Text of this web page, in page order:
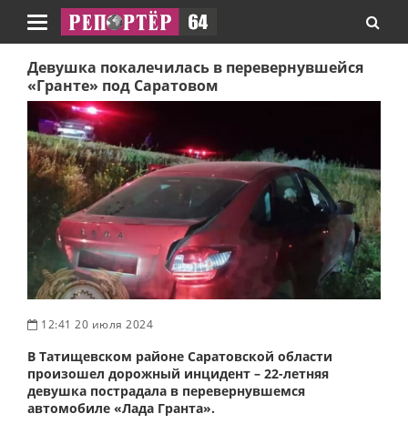
Навигация
Девушка покалечилась в перевернувшейся
«Гранте» под Саратовом
12:41 20 июля 2024
В Татищевском районе Саратовской области
произошел дорожный инцидент – 22-летняя
девушка пострадала в перевернувшемся
автомобиле «Лада Гранта».